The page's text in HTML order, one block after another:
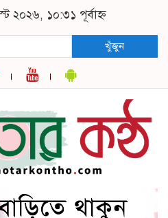
২০২৬, ১০:৩১ পূর্বাহ্ন
খুঁজুন